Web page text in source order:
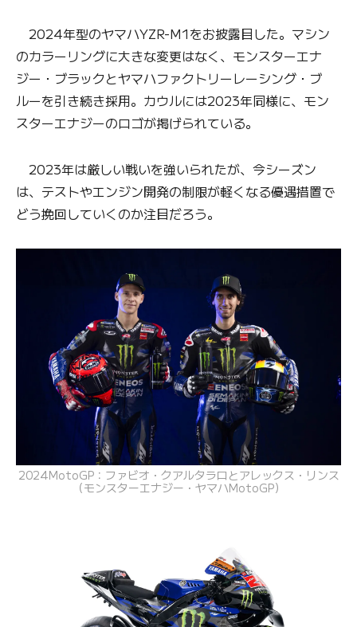
2024年型のヤマハYZR-M1をお披露目した。マシン
のカラーリングに大きな変更はなく、モンスターエナ
ジー・ブラックとヤマハファクトリーレーシング・ブ
ルーを引き続き採用。カウルには2023年同様に、モン
スターエナジーのロゴが掲げられている。
2023年は厳しい戦いを強いられたが、今シーズン
は、テストやエンジン開発の制限が軽くなる優遇措置で
どう挽回していくのか注目だろう。
2024MotoGP：ファビオ・クアルタラロとアレックス・リンス
（モンスターエナジー・ヤマハMotoGP）